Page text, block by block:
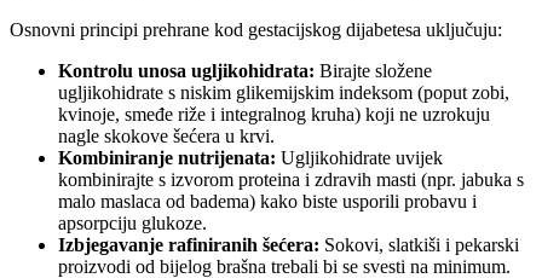
Osnovni principi prehrane kod gestacijskog dijabetesa uključuju:
Kontrolu unosa ugljikohidrata: Birajte složene
ugljikohidrate s niskim glikemijskim indeksom (poput zobi,
kvinoje, smeđe riže i integralnog kruha) koji ne uzrokuju
nagle skokove šećera u krvi.
Kombiniranje nutrijenata: Ugljikohidrate uvijek
kombinirajte s izvorom proteina i zdravih masti (npr. jabuka s
malo maslaca od badema) kako biste usporili probavu i
apsorpciju glukoze.
Izbjegavanje rafiniranih šećera: Sokovi, slatkiši i pekarski
proizvodi od bijelog brašna trebali bi se svesti na minimum.